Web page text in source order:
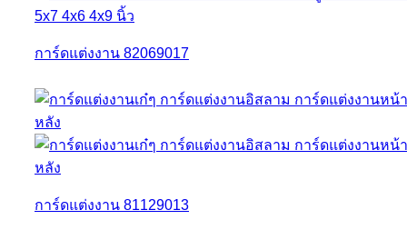
การ์ดแต่งงาน 82069017
การ์ดแต่งงาน 81129013